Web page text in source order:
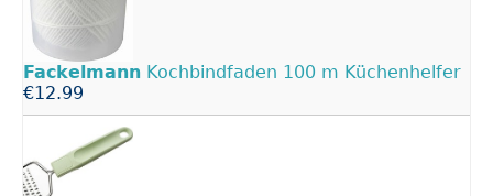
Fackelmann Kochbindfaden 100 m Küchenhelfer
€12.99